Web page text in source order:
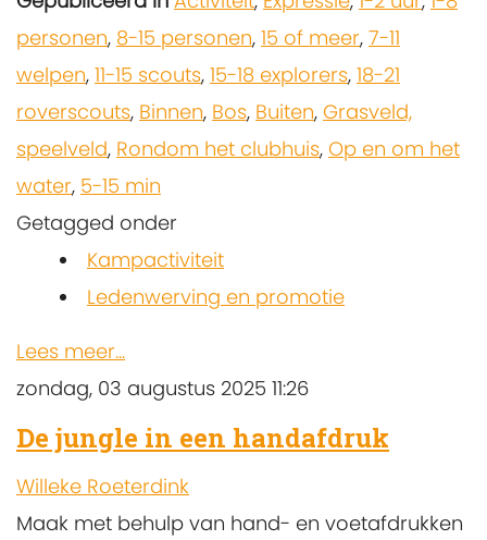
personen, 8-15 personen, 15 of meer, 7-11
welpen, 11-15 scouts, 15-18 explorers, 18-21
roverscouts, Binnen, Bos, Buiten, Grasveld,
speelveld, Rondom het clubhuis, Op en om het
water, 5-15 min
Getagged onder
Kampactiviteit
Ledenwerving en promotie
Lees meer...
zondag, 03 augustus 2025 11:26
De jungle in een handafdruk
Willeke Roeterdink
Maak met behulp van hand- en voetafdrukken